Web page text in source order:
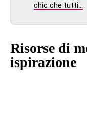
chic che tutti…
Risorse di
ispirazione